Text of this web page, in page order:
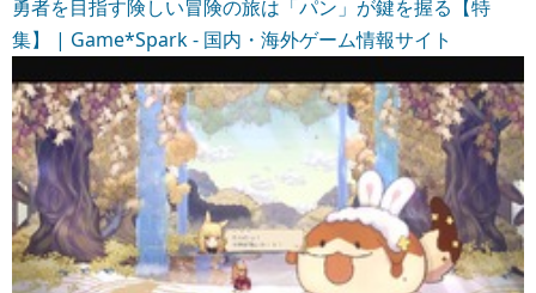
勇者を目指す険しい冒険の旅は「パン」が鍵を握る【特
集】 | Game*Spark - 国内・海外ゲーム情報サイト